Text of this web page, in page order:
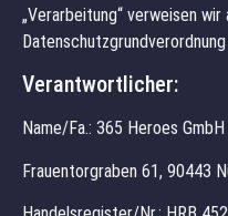
„Verarbeitung“ verweisen
Datenschutzgrundverordnung
Verantwortlicher:
Name/Fa.: 365 Heroes GmbH
Frauentorgraben 61, 90443